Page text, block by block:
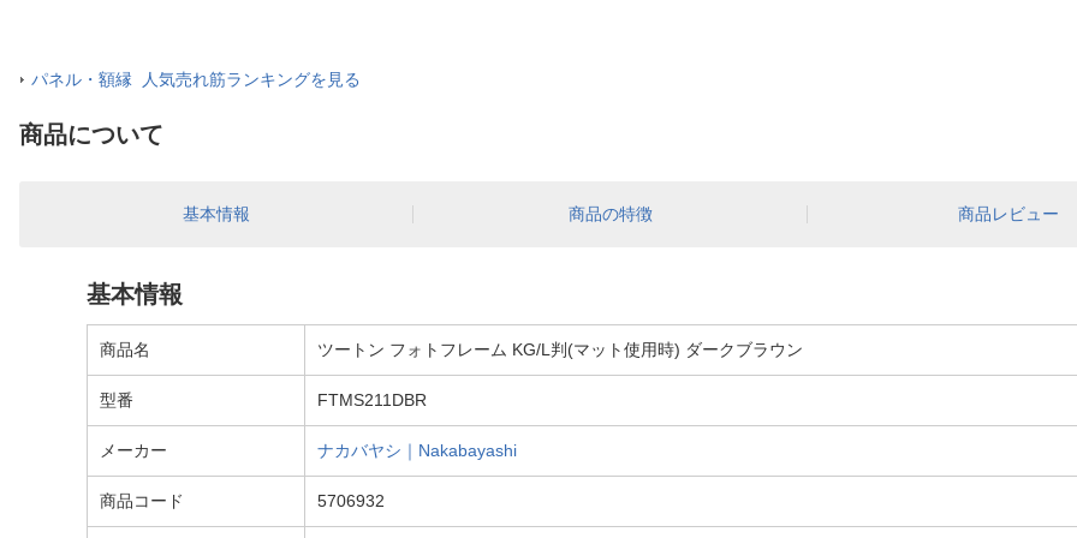
パネル・額縁 人気売れ筋ランキングを見る
商品について
基本情報 商品の特徴 商品レビュー
基本情報
商品名 ツートン フォトフレーム KG/L判(マット使用時) ダークブラウン
型番 FTMS211DBR
メーカー ナカバヤシ｜Nakabayashi
商品コード 5706932